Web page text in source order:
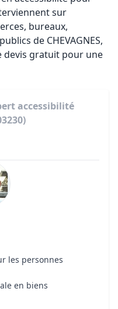
sur
bureaux,
de CHEVAGNES,
devis gratuit pour une
accessibilité
les personnes
en biens